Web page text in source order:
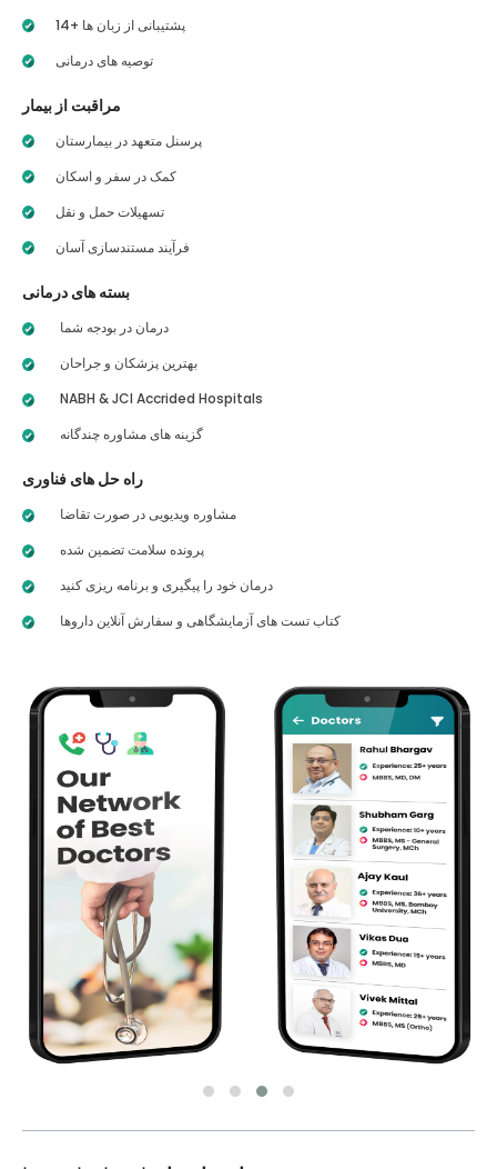
14+ پشتیبانی از زبان ها
توصیه های درمانی
مراقبت از بیمار
پرسنل متعهد در بیمارستان
کمک در سفر و اسکان
تسهیلات حمل و نقل
فرآیند مستندسازی آسان
بسته های درمانی
درمان در بودجه شما
بهترین پزشکان و جراحان
NABH & JCI Accrided Hospitals
گزینه های مشاوره چندگانه
راه حل های فناوری
مشاوره ویدیویی در صورت تقاضا
پرونده سلامت تضمین شده
درمان خود را پیگیری و برنامه ریزی کنید
کتاب تست های آزمایشگاهی و سفارش آنلاین داروها